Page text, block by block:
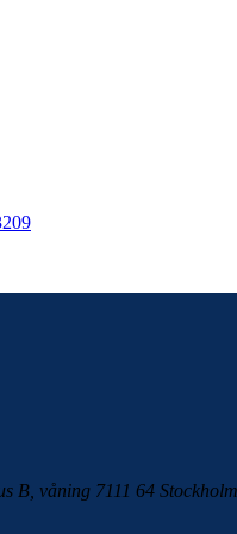
B, våning 7111 64 Stockholm